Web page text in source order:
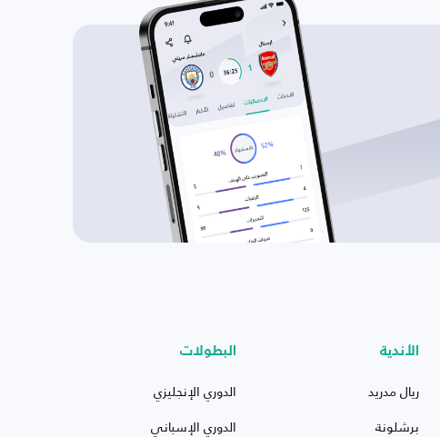
الأندية
ريال مدريد
برشلونة
البطولات
الدوري الإنجليزي
الدوري الإسباني